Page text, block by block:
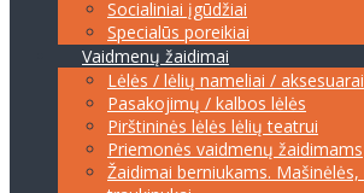
Socialiniai įgūdžiai
Specialūs poreikiai
Vaidmenų žaidimai
Lėlės / lėlių nameliai / aksesuarai
Pasakojimų / kalbos lėlės
Pirštininės lėlės lėlių teatrui
Priemonės vaidmenų žaidimams
Žaidimai berniukams.